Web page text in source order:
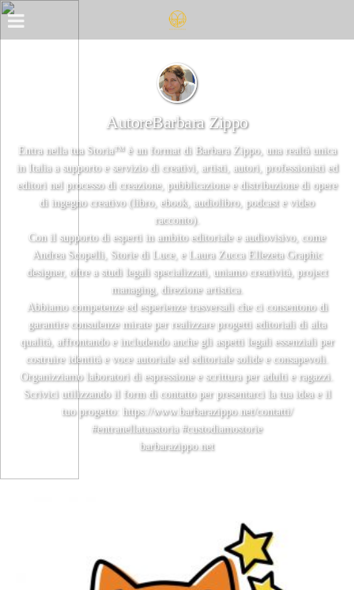
AutoreBarbara Zippo
Entra nella tua Storia™ è un format di Barbara Zippo, una realtà unica
in Italia a supporto e servizio di creativi, artisti, autori, professionisti ed
editori nel processo di creazione, pubblicazione e distribuzione di opere
di ingegno creativo (libro, ebook, audiolibro, podcast e video
racconto).
Con il supporto di esperti in ambito editoriale e audiovisivo, come
Andrea Scopelli, Storie di Luce, e Laura Zucca Ellezeta Graphic
designer, oltre a studi legali specializzati, uniamo creatività, project
managing, direzione artistica.
Abbiamo competenze ed esperienze trasversali che ci consentono di
garantire consulenze mirate per realizzare progetti editoriali di alta
qualità, affrontando e includendo anche gli aspetti legali essenziali per
costruire identità e voce autoriale ed editoriale solide e consapevoli.
Organizziamo laboratori di espressione e scrittura per adulti e ragazzi.
Scrivici utilizzando il form di contatto per presentarci la tua idea e il
tuo progetto: https://www.barbarazippo.net/contatti/
#entranellatuastoria #custodiamostorie
barbarazippo.net